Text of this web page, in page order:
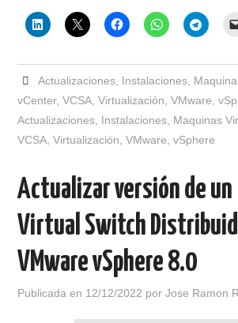
Actualizaciones, Instalaciones,
vCenter,VCSA ,Virtualización ,VMware ,
Actualizaciones Instalaciones Maquinas
VCSA ,Virtualización ,VMware ,vSphere
Actualizar versión de un
Virtual Switch
VMware vSphere 8.0
Publicada en 12/12/2022 porJose Ramon